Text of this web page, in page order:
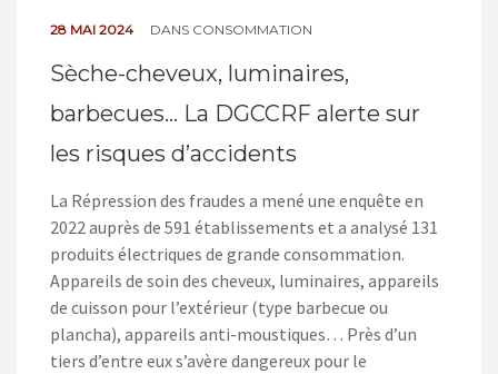
28 MAI 2024 DANS CONSOMMATION
Sèche-cheveux, luminaires,
barbecues… La DGCCRF alerte sur
les risques d’accidents
La Répression des fraudes a mené une enquête en
2022 auprès de 591 établissements et a analysé 131
produits électriques de grande consommation.
Appareils de soin des cheveux, luminaires, appareils
de cuisson pour l’extérieur (type barbecue ou
plancha), appareils anti-moustiques… Près d’un
tiers d’entre eux s’avère dangereux pour le